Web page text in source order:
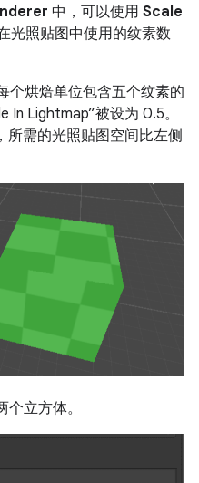
中，可以使用 Scale
光照贴图中使用的纹素数
个烘焙单位包含五个纹素的
In Lightmap”被设为 0.5。
所需的光照贴图空间比左侧
立方体。